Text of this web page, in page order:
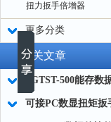
扭力扳手倍增器
更多分类
相关文章